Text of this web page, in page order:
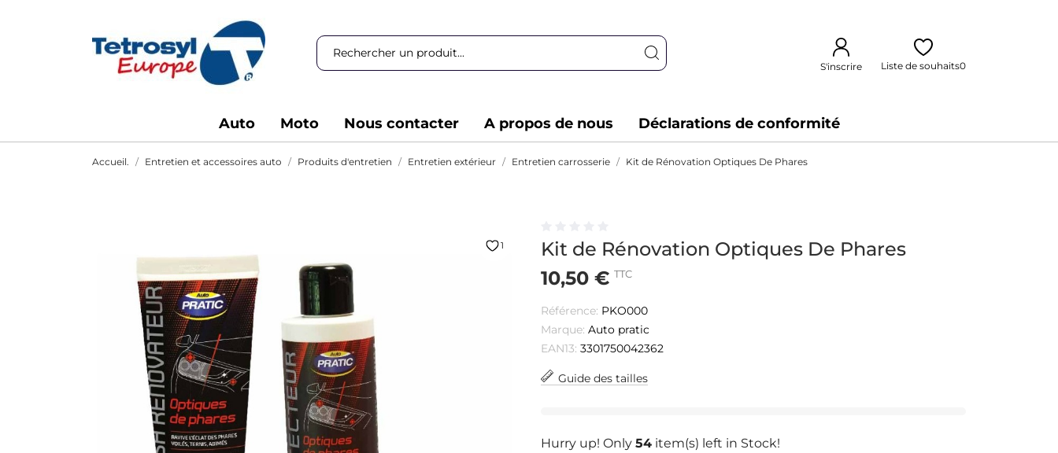
S'inscrire Liste de souhaits0
Auto Moto Nous contacter A propos de nous Déclarations de conformité
Accueil. Entretien et accessoires auto Produits d'entretien Entretien extérieur Entretien carrosserie Kit de Rénovation Optiques De Phares
1
Kit de Rénovation Optiques De Phares
10,50 € TTC
Référence: PKO000
Marque: Auto pratic
EAN13: 3301750042362
Guide des tailles
Hurry up! Only 54 item(s) left in Stock!